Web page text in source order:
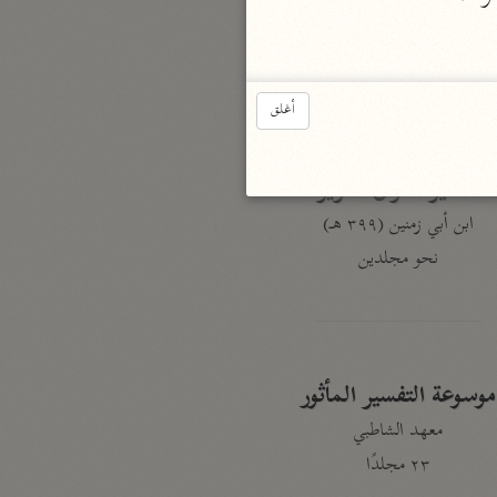
الوجيز
تفسير القرآن العزيز
ابن أبي زمنين (٣٩٩ هـ)
نحو مجلدين
موسوعة التفسير المأثور
معهد الشاطبي
٢٣ مجلدًا
أغلق